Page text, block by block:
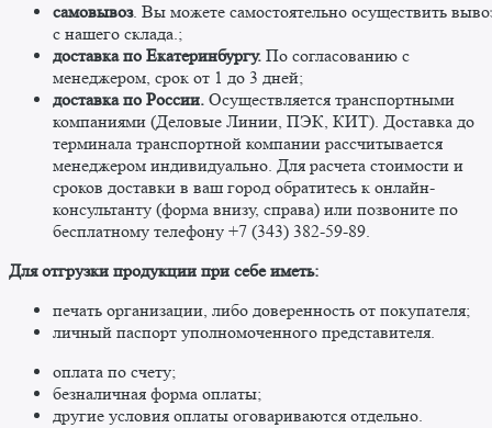
самовывоз. Вы можете самостоятельно осуществить
c нашего склада.;
доставка по Екатеринбургу. По согласованию с
менеджером, срок от 1 до 3 дней;
доставка по России. Осуществляется транспортными
компаниями (Деловые Линии, ПЭК, КИТ). Доставка до
терминала транспортной компании рассчитывается
менеджером индивидуально. Для расчета стоимости и
сроков доставки в ваш город обратитесь к онлайн-
консультанту (форма внизу, справа) или позвоните по
бесплатному телефону +7 (343) 382-59-89. ​
​Для отгрузки продукции при себе иметь:
печать организации, либо доверенность от покупателя;
личный паспорт уполномоченного представителя.
оплата по счету;
безналичная форма оплаты;
другие условия оплаты оговариваются отдельно. ​